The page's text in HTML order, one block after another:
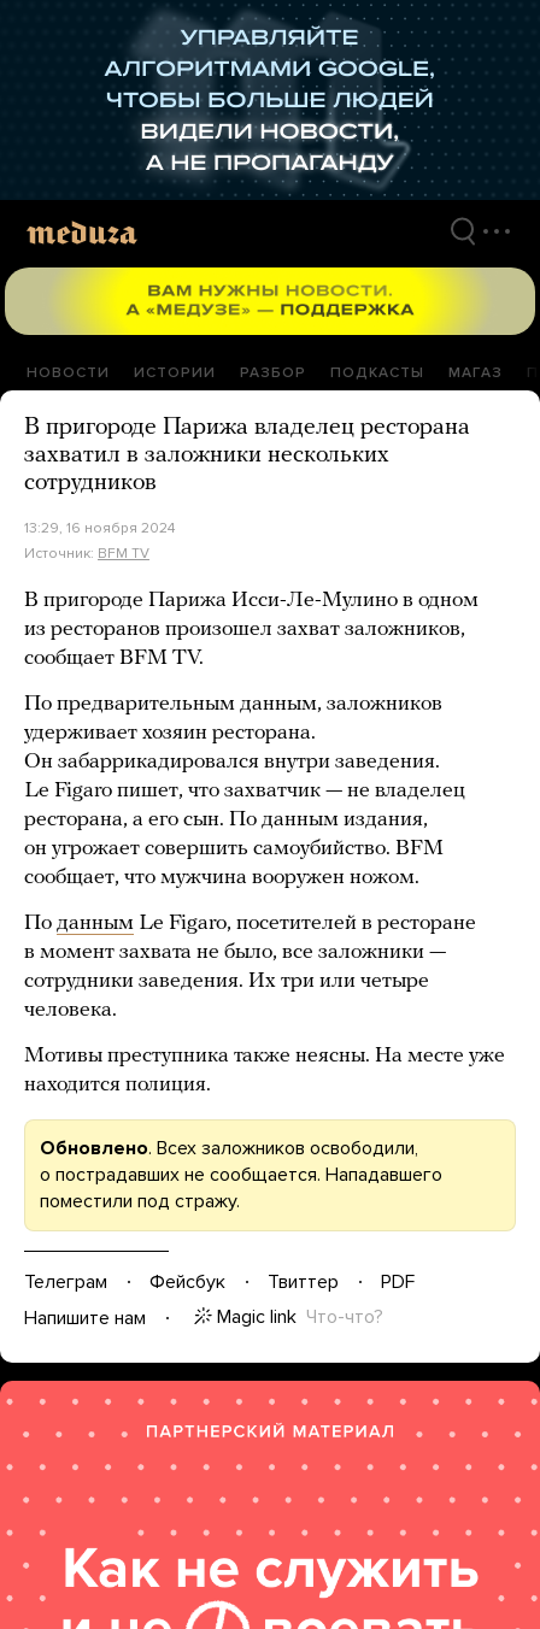
НОВОСТИ ИСТОРИИ РАЗБОР ПОДКАСТЫ МАГАЗ
В пригороде Парижа владелец ресторана
захватил в заложники нескольких
сотрудников
13:29, 16 ноября 2024
Источник: BFM TV
В пригороде Парижа Исси-Ле-Мулино в одном
из ресторанов произошел захват заложников,
сообщает BFM TV.
По предварительным данным, заложников
удерживает хозяин ресторана.
Он забаррикадировался внутри заведения.
Le Figaro пишет, что захватчик — не владелец
ресторана, а его сын. По данным издания,
он угрожает совершить самоубийство. BFM
сообщает, что мужчина вооружен ножом.
По данным Le Figaro, посетителей в ресторане
в момент захвата не было, все заложники —
сотрудники заведения. Их три или четыре
человека.
Мотивы преступника также неясны. На месте уже
находится полиция.
Обновлено. Всех заложников освободили,
о пострадавших не сообщается. Нападавшего
поместили под стражу.
Телеграм Фейсбук Твиттер
PDF
Напишите нам
Magic link Что-что?